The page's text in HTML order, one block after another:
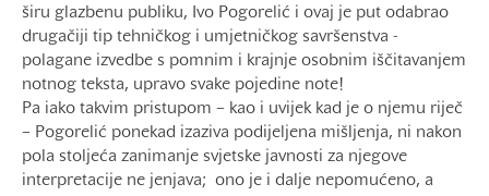
širu glazbenu publiku, Ivo Pogorelić i ovaj je put odabrao
drugačiji tip tehničkog i umjetničkog savršenstva -
polagane izvedbe s pomnim i krajnje osobnim iščitavanjem
notnog teksta, upravo svake pojedine note!
Pa iako takvim pristupom – kao i uvijek kad je o njemu riječ
– Pogorelić ponekad izaziva podijeljena mišljenja, ni nakon
pola stoljeća zanimanje svjetske javnosti za njegove
interpretacije ne jenjava; ono je i dalje nepomućeno, a